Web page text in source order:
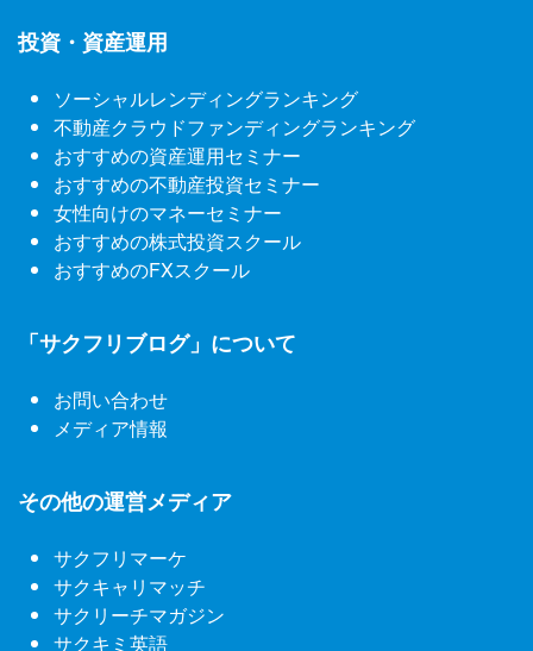
投資・資産運用
ソーシャルレンディングランキング
不動産クラウドファンディングランキング
おすすめの資産運用セミナー
おすすめの不動産投資セミナー
女性向けのマネーセミナー
おすすめの株式投資スクール
おすすめのFXスクール
「サクフリブログ」について
お問い合わせ
メディア情報
その他の運営メディア
サクフリマーケ
サクキャリマッチ
サクリーチマガジン
サクキミ英語